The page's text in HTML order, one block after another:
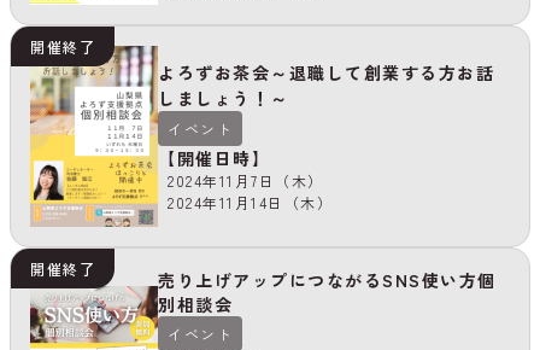
よろずお茶会～退職して創業する方お話
しましょう！～
イベント
【開催日時】
2024年11月7日（木）
2024年11月14日（木）
開催終了
売り上げアップにつながるSNS使い方個
別相談会
イベント
開催終了